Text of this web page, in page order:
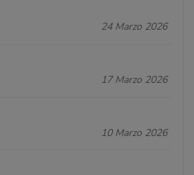
24 Marzo 2026
17 Marzo 2026
10 Marzo 2026